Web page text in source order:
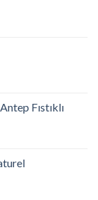
Fıstıklı